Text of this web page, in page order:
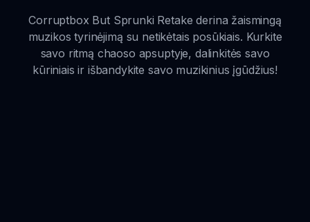
Corruptbox But Sprunki Retake derina žaismingą
muzikos tyrinėjimą su netikėtais posūkiais. Kurkite
savo ritmą chaoso apsuptyje, dalinkitės savo
kūriniais ir išbandykite savo muzikinius įgūdžius!